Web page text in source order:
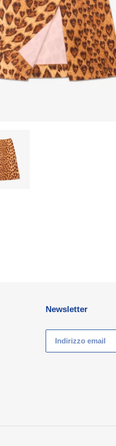
Newsletter